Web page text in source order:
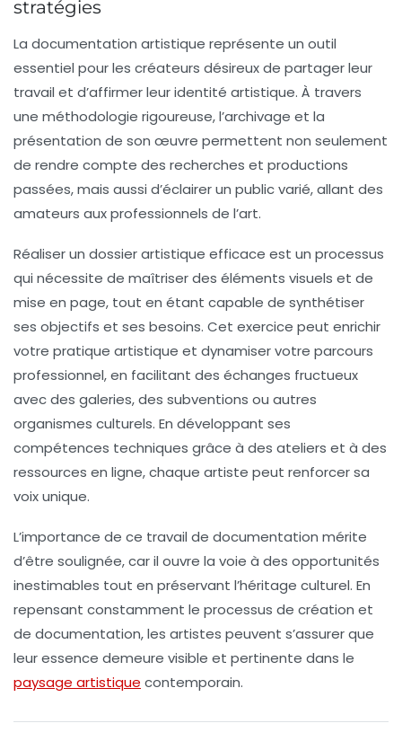
stratégies
La documentation artistique représente un outil
essentiel pour les créateurs désireux de partager leur
travail et d’affirmer leur identité artistique. À travers
une méthodologie rigoureuse, l’archivage et la
présentation de son œuvre permettent non seulement
de rendre compte des recherches et productions
passées, mais aussi d’éclairer un public varié, allant des
amateurs aux professionnels de l’art.
Réaliser un dossier artistique efficace est un processus
qui nécessite de maîtriser des éléments visuels et de
mise en page, tout en étant capable de synthétiser
ses objectifs et ses besoins. Cet exercice peut enrichir
votre pratique artistique et dynamiser votre parcours
professionnel, en facilitant des échanges fructueux
avec des galeries, des subventions ou autres
organismes culturels. En développant ses
compétences techniques grâce à des ateliers et à des
ressources en ligne, chaque artiste peut renforcer sa
voix unique.
L’importance de ce travail de documentation mérite
d’être soulignée, car il ouvre la voie à des opportunités
inestimables tout en préservant l’héritage culturel. En
repensant constamment le processus de création et
de documentation, les artistes peuvent s’assurer que
leuressence demeure visible et pertinente dans le
paysage artistique contemporain.